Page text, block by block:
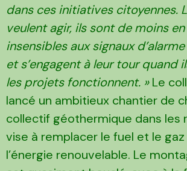
dans ces initiatives citoyennes.
veulent agir, ils sont de moins
insensibles aux signaux
et s’engagent à leur tour quand
les projets fonctionnent. »Le
lancé un ambitieux chantier de
collectif géothermique dans les
vise à remplacer le fuel et le
l’énergie renouvelable. Le